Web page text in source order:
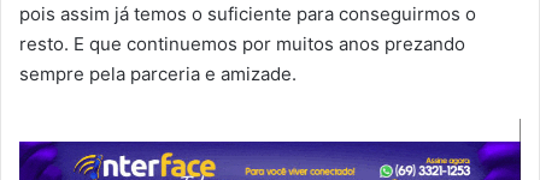
pois assim já temos o suficiente para conseguirmos o
resto. E que continuemos por muitos anos prezando
sempre pela parceria e amizade.